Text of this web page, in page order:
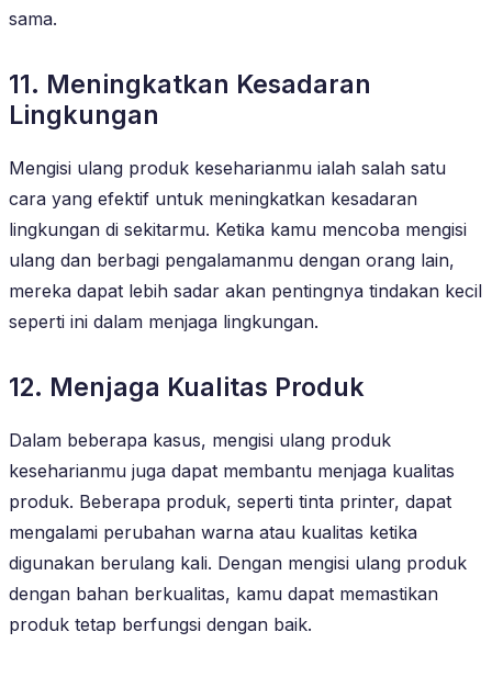
sama.
11. Meningkatkan Kesadaran
Lingkungan
Mengisi ulang produk keseharianmu ialah salah satu
cara yang efektif untuk meningkatkan kesadaran
lingkungan di sekitarmu. Ketika kamu mencoba mengisi
ulang dan berbagi pengalamanmu dengan orang lain,
mereka dapat lebih sadar akan pentingnya tindakan kecil
seperti ini dalam menjaga lingkungan.
12. Menjaga Kualitas Produk
Dalam beberapa kasus, mengisi ulang produk
keseharianmu juga dapat membantu menjaga kualitas
produk. Beberapa produk, seperti tinta printer, dapat
mengalami perubahan warna atau kualitas ketika
digunakan berulang kali. Dengan mengisi ulang produk
dengan bahan berkualitas, kamu dapat memastikan
produk tetap berfungsi dengan baik.